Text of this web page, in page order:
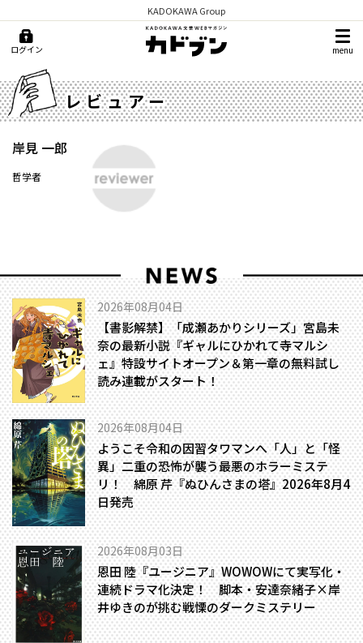
KADOKAWA Group
ログイン menu
レビュアー
岸見 一郎
哲学者
2026年08月04日
【書影解禁】「成瀬あかりシリーズ」宮島未
奈の最新小説『ギャルにひかれて寺マルシ
ェ』特設サイトオープン＆第一章の無料試し
読み連載がスタート！
2026年08月04日
ようこそ令和の因習タワマンへ――「人」と「怪
異」二重の恐怖が襲う最悪のホラーミステ
リ！ 綿原 芹『ぬひんさまの塔』2026年8月4
日発売
2026年08月03日
恩田 陸『ユージニア』WOWOWにて実写化・
連続ドラマ化決定！ 脚本・安達奈緒子×岸
井ゆきのが挑む戦慄のダークミステリー